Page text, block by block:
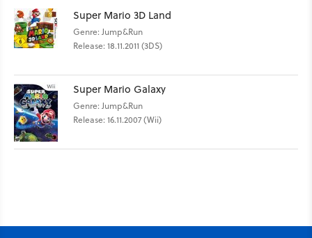
Super Mario 3D Land
Genre: Jump&Run
Release: 18.11.2011 (3DS)
Super Mario Galaxy
Genre: Jump&Run
Release: 16.11.2007 (Wii)